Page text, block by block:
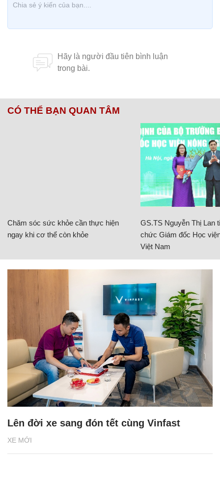
CÓ THỂ BẠN QUAN TÂM
Chăm sóc sức khỏe cần thực hiện
ngay khi cơ thể còn khỏe
GS.TS Nguyễn Thị Lan
chức Giám đốc Học
Việt Nam
XE MỚI
Lên đời xe sang đón tết cùng Vinfast